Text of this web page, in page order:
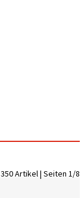
350 Artikel | Seiten 1/8